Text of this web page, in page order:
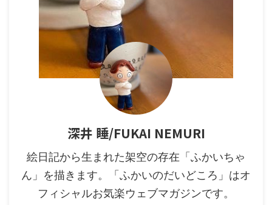
深井 睡/FUKAI NEMURI
絵日記から生まれた架空の存在「ふかいちゃ
ん」を描きます。「ふかいのだいどころ」はオ
フィシャルお気楽ウェブマガジンです。